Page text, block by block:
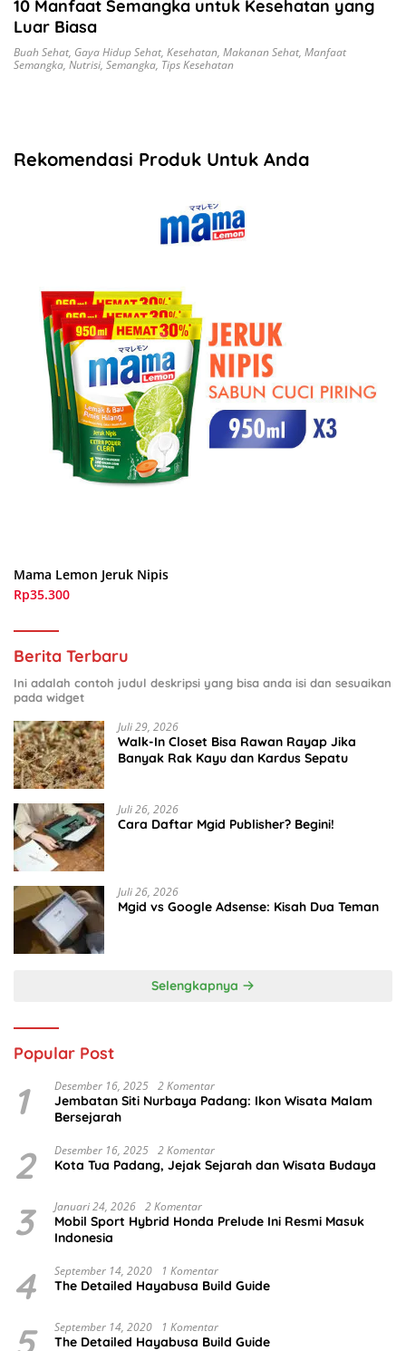
10 Manfaat Semangka untuk Kesehatan yang
Luar Biasa
Buah Sehat, Gaya Hidup Sehat, Kesehatan, Makanan Sehat, Manfaat
Semangka, Nutrisi, Semangka, Tips Kesehatan
Rekomendasi Produk Untuk Anda
Mama Lemon Jeruk Nipis
Rp35.300
Berita Terbaru
Ini adalah contoh judul deskripsi yang bisa anda isi dan sesuaikan
pada widget
Juli 29, 2026
Walk-In Closet Bisa Rawan Rayap Jika
Banyak Rak Kayu dan Kardus Sepatu
Juli 26, 2026
Cara Daftar Mgid Publisher? Begini!
Juli 26, 2026
Mgid vs Google Adsense: Kisah Dua Teman
Selengkapnya
Popular Post
1 Desember 16, 2025 2 Komentar
Jembatan Siti Nurbaya Padang: Ikon Wisata Malam
Bersejarah
2 Desember 16, 2025 2 Komentar
Kota Tua Padang, Jejak Sejarah dan Wisata Budaya
3 Januari 24, 2026 2 Komentar
Mobil Sport Hybrid Honda Prelude Ini Resmi Masuk
Indonesia
4 September 14, 2020 1 Komentar
The Detailed Hayabusa Build Guide
September 14, 2020 1 Komentar
The Detailed Hayabusa Build Guide